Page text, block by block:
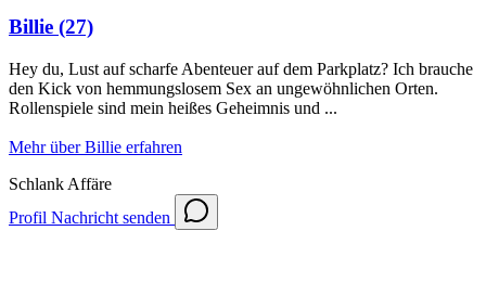
Billie (27)
Hey du, Lust auf scharfe Abenteuer auf dem Parkplatz? Ich brauche
den Kick von hemmungslosem Sex an ungewöhnlichen Orten.
Rollenspiele sind mein heißes Geheimnis und ...
Mehr über Billie erfahren
Schlank Affäre
Profil Nachricht senden